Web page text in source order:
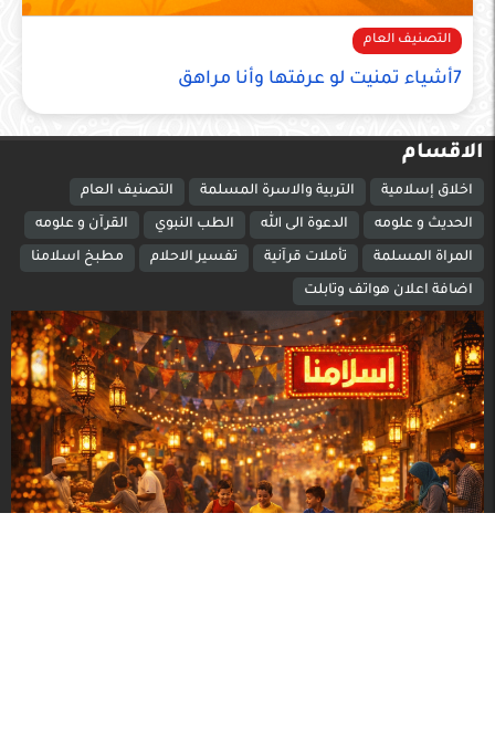
التصنيف العام
7أشياء تمنيت لو عرفتها وأنا مراهق
الاقسام
اخلاق إسلامية التربية والاسرة المسلمة التصنيف العام
الحديث و علومه الدعوة الى الله الطب النبوي القرآن و علومه
المراة المسلمة تأملات قرآنية تفسير الاحلام مطبخ اسلامنا
اضافة اعلان هواتف وتابلت